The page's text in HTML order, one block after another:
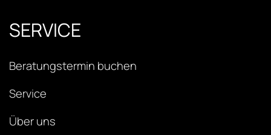
SERVICE
Beratungstermin buchen
Service
Über uns